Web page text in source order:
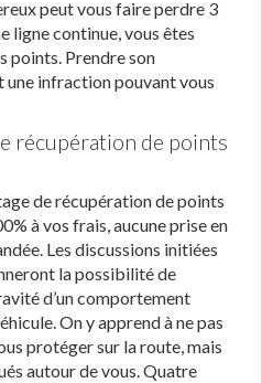
peut vous faire perdre 3
ligne continue, vous êtes
points. Prendre son
une infraction pouvant vous
récupération de points
de récupération de points
à vos frais, aucune prise en
Les discussions initiées
la possibilité de
d’un comportement
On y apprend à ne pas
protéger sur la route, mais
autour de vous. Quatre